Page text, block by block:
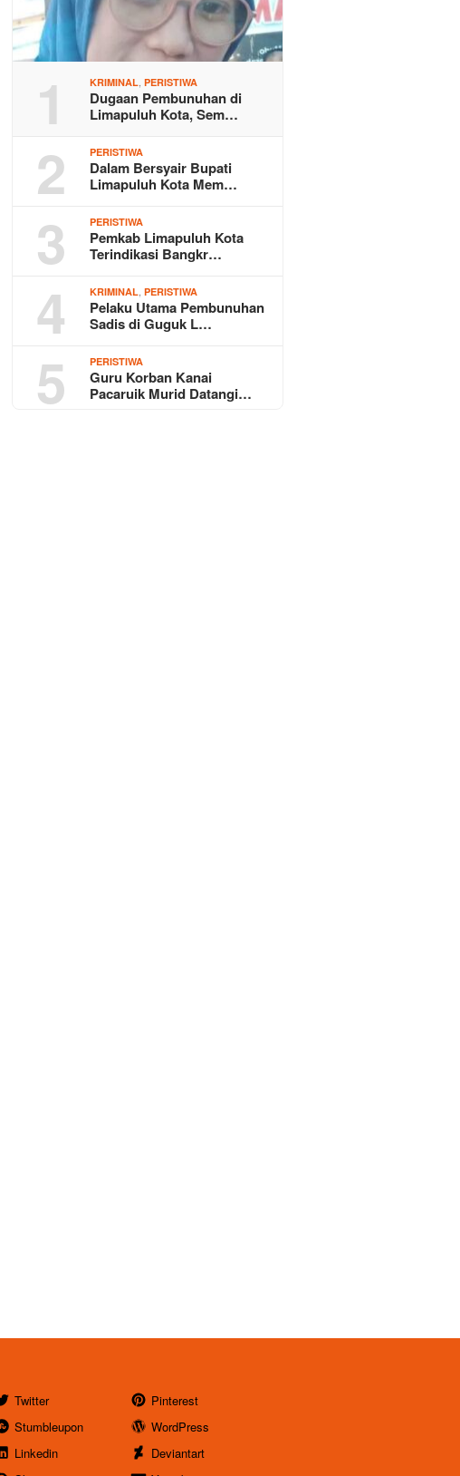
1 KRIMINAL,PERISTIWA
Dugaan Pembunuhan di
Limapuluh Kota, Sem…
2 PERISTIWA
Dalam Bersyair Bupati
Limapuluh Kota Mem…
3 PERISTIWA
Pemkab Limapuluh Kota
Terindikasi Bangkr…
4 KRIMINAL,PERISTIWA
Pelaku Utama Pembunuhan
Sadis di Guguk L…
5 PERISTIWA
Guru Korban Kanai
Pacaruik Murid Datangi…
Twitter
Pinterest
Stumbleupon
WordPress
Linkedin
Deviantart